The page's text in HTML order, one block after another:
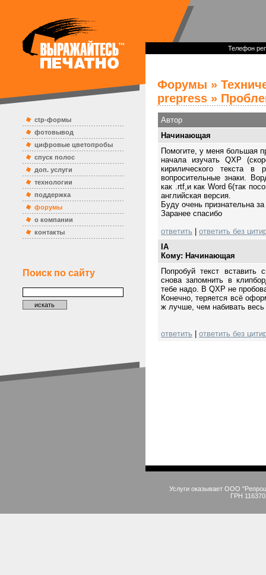
ctp-формы
фотовывод
цифровые цветопробы
спуск полос
доп. услуги
технологии
поддержка
форумы
о компании
контакты
Поиск по сайту
Телефон
Форумы »
prepress »
Автор
Начинающая
Помогите, у меня большая
начала изучать QXP
кирилического текста в
вопросительные знаки.
как .rtf,и как Word 6(так
английская версия.
Буду очень признательна
Заранее спасибо
ответить
ответить без
IA
Кому: Начинающая
Попробуй текст вставить
снова запомнить в
тебе надо. В QXP не
Конечно, теряется всё
ж лучше, чем набивать весь
ответить ответить без
Услуги оказывает ООО
ГРН